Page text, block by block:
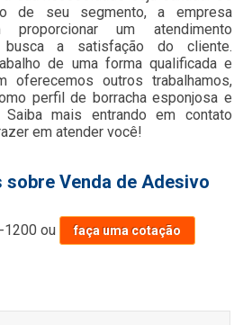
de seu segmento, a empresa
proporcionar um atendimento
a satisfação do cliente.
de uma forma qualificada e
oferecemos outros trabalhamos,
perfil de borracha esponjosa e
mais entrando em contato
em atender você!
sobre Venda de Adesivo
1200 ou faça uma cotação